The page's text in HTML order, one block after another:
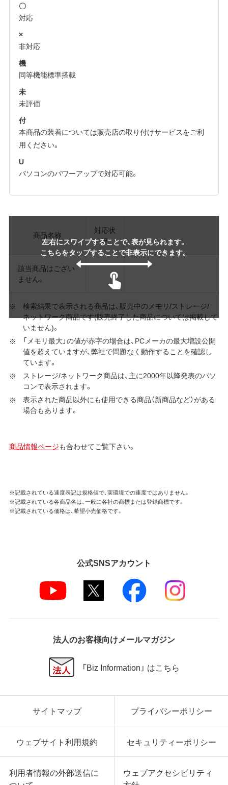
〇
対応
×
非対応
機
同等機能標準搭載
未
未評価
付
本商品の装着については販売店の取り付けサービスをご利
用ください。
U
パソコンのパワーアップで対応可能。
左右にスワイプすることで、表が見られます。
こちらをタップすることで非表示にできます。
商品名称
対応状
況
該当商品はござい
ません。
検索結果で表示される商品は、販売中のメモリ/ストレージ/
ネットワーク商品です(販売終了した商品については掲載して
いません)。
「メモリ最大」の値が赤字の場合は、PCメーカの最大増設公開
値を超えていますが、弊社で問題なく動作することを確認し
ています。
ストレージ/ネットワーク商品は、主に2000年以降発表のパソ
コンで表示されます。
表示された商品以外にも使用できる商品（新商品など）がある
場合もあります。
商品情報ページも合わせてご覧下さい。
※記載されている速度表記は規格値で、実環境での速度ではありません。
※記載されている各商品名は、一般に各社の商標または登録商標です。
※記載されている価格は、希望小売価格です。
公式SNSアカウント
法人のお客様向けメールマガジン
「Biz Information」 はこちら
サイトマップ プライバシーポリシー
ウェブサイト利用規約 セキュリティーポリシー
利用者情報の外部送信に
ウェブアクセシビリティ